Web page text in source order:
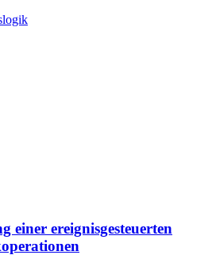
einer ereignisgesteuerten